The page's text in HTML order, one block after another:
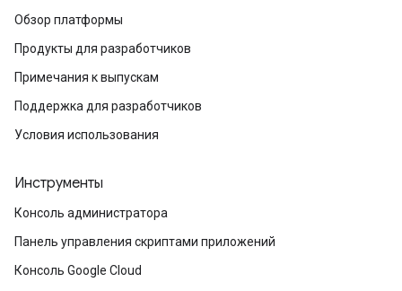
Обзор платформы
Продукты для разработчиков
Примечания к выпускам
Поддержка для разработчиков
Условия использования
Инструменты
Консоль администратора
Панель управления скриптами приложений
Консоль Google Cloud